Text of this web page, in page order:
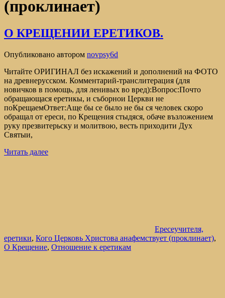
(проклинает)
О КРЕЩЕНИИ ЕРЕТИКОВ.
Опубликовано автором novpsy6d
Читайте ОРИГИНАЛ без искажений и дополнений на ФОТО
на древнерусском. Комментарий-транслитерация (для
новичков в помощь, для ленивых во вред):Вопрос:Почто
обращающася еретикы, и съборнои Церкви не
поКрещаемОтвет:Аще бы се было не бы ся человек скоро
обращал от ереси, по Крещения стыдяся, обаче възложением
руку презвитерьску и молитвою, весть приходити Дух
Святыи,
Читать далее
Ересеучителя,
еретики, Кого Церковь Христова анафемствует (проклинает),
О Крещение, Отношение к еретикам